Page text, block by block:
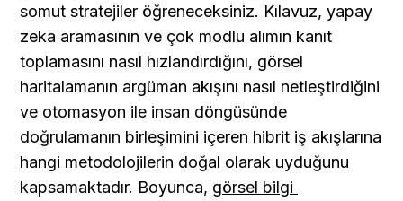
somut stratejiler öğreneceksiniz. Kılavuz, yapay
zeka aramasının ve çok modlu alımın kanıt
toplamasını nasıl hızlandırdığını, görsel
haritalamanın argüman akışını nasıl netleştirdiğini
ve otomasyon ile insan döngüsünde
doğrulamanın birleşimini içeren hibrit iş akışlarına
hangi metodolojilerin doğal olarak uyduğunu
kapsamaktadır. Boyunca, görsel bilgi